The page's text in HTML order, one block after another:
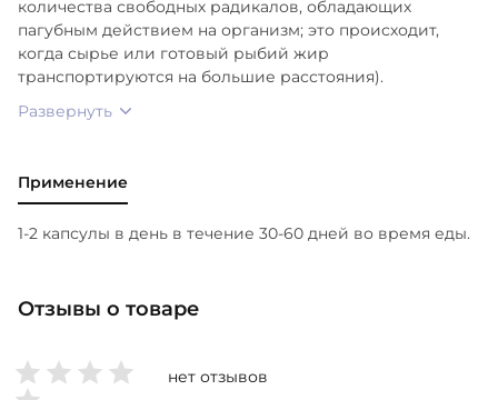
количества свободных радикалов, обладающих
пагубным действием на организм; это происходит,
когда сырье или готовый рыбий жир
транспортируются на большие расстояния).
Развернуть
Применение
1-2 капсулы в день в течение 30-60 дней во время еды.
Отзывы о товаре
нет отзывов